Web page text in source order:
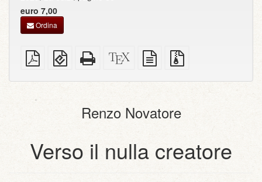
euro 7,00
Ordina
PDF
semplice
EPUB
(per
HTML
completo
Sorgenti
XeLaTeX
sorgente
Renzo Novatore
Verso il nulla creatore